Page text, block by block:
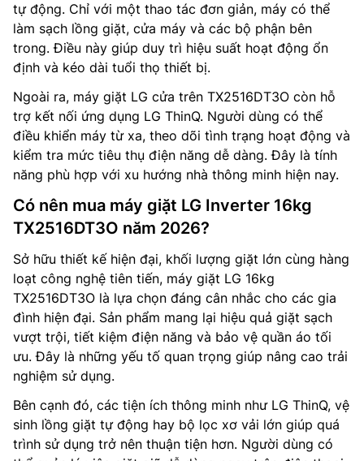
tự động. Chỉ với một thao tác đơn giản, máy có thể
làm sạch lồng giặt, cửa máy và các bộ phận bên
trong. Điều này giúp duy trì hiệu suất hoạt động ổn
định và kéo dài tuổi thọ thiết bị.
Ngoài ra, máy giặt LG cửa trên TX2516DT3O còn hỗ
trợ kết nối ứng dụng LG ThinQ. Người dùng có thể
điều khiển máy từ xa, theo dõi tình trạng hoạt động và
kiểm tra mức tiêu thụ điện năng dễ dàng. Đây là tính
năng phù hợp với xu hướng nhà thông minh hiện nay.
Có nên mua máy giặt LG Inverter 16kg
TX2516DT3O năm 2026?
Sở hữu thiết kế hiện đại, khối lượng giặt lớn cùng hàng
loạt công nghệ tiên tiến, máy giặt LG 16kg
TX2516DT3O là lựa chọn đáng cân nhắc cho các gia
đình hiện đại. Sản phẩm mang lại hiệu quả giặt sạch
vượt trội, tiết kiệm điện năng và bảo vệ quần áo tối
ưu. Đây là những yếu tố quan trọng giúp nâng cao trải
nghiệm sử dụng.
Bên cạnh đó, các tiện ích thông minh như LG ThinQ, vệ
sinh lồng giặt tự động hay bộ lọc xơ vải lớn giúp quá
trình sử dụng trở nên thuận tiện hơn. Người dùng có